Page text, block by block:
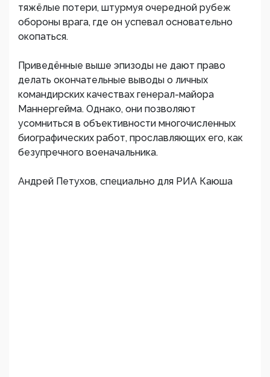
тяжёлые потери, штурмуя очередной рубеж
обороны врага, где он успевал основательно
окопаться.
Приведённые выше эпизоды не дают право
делать окончательные выводы о личных
командирских качествах генерал-майора
Маннергейма. Однако, они позволяют
усомниться в объективности многочисленных
биографических работ, прославляющих его, как
безупречного военачальника.
Андрей Петухов, специально для РИА Каюша